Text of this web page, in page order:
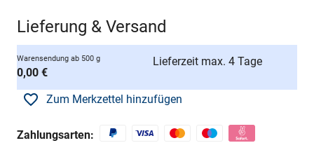
Lieferung & Versand
Warensendung ab 500 g
0,00 €
Lieferzeit max. 4 Tage
Zum Merkzettel hinzufügen
Zahlungsarten: